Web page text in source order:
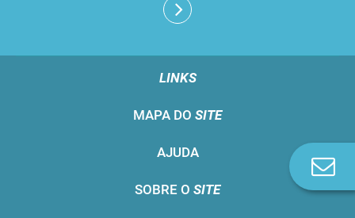
LINKS
MAPA DO SITE
AJUDA
SOBRE O SITE